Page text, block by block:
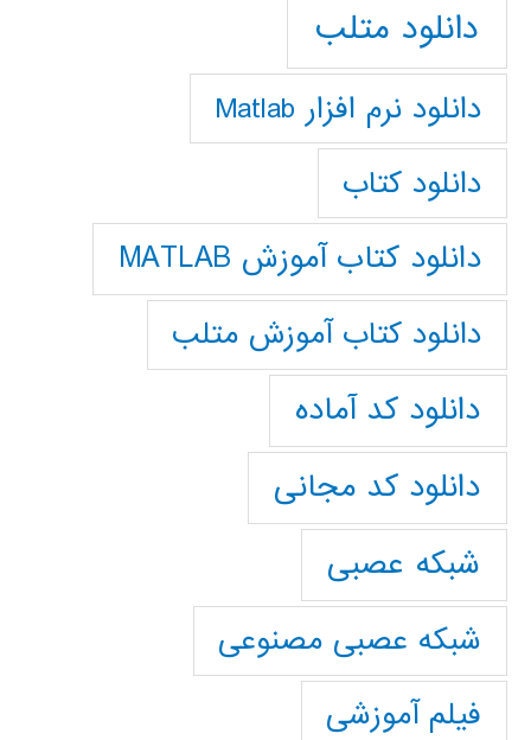
دانلود متلب
دانلود نرم افزار Matlab
دانلود کتاب
دانلود کتاب آموزش MATLAB
دانلود کتاب آموزش متلب
دانلود کد آماده
دانلود کد مجانی
شبکه عصبی
شبکه عصبی مصنوعی
فیلم آموزشی